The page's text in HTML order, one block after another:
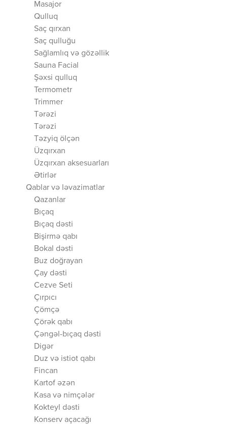
Masajor
Qulluq
Saç qırxan
Saç qulluğu
Sağlamlıq və gözəllik
Sauna Facial
Şəxsi qulluq
Termometr
Trimmer
Tərəzi
Tərəzi
Təzyiq ölçən
Üzqırxan
Üzqırxan aksesuarları
Ətirlər
Qablar və ləvazimatlar
Qazanlar
Bıçaq
Bıçaq dəsti
Bişirmə qabı
Bokal dəsti
Buz doğrayan
Çay dəsti
Cezve Seti
Çırpıcı
Çömçə
Çörək qabı
Çəngəl-bıçaq dəsti
Digər
Duz və istiot qabı
Fincan
Kartof əzən
Kasa və nimçələr
Kokteyl dəsti
Konserv açacağı